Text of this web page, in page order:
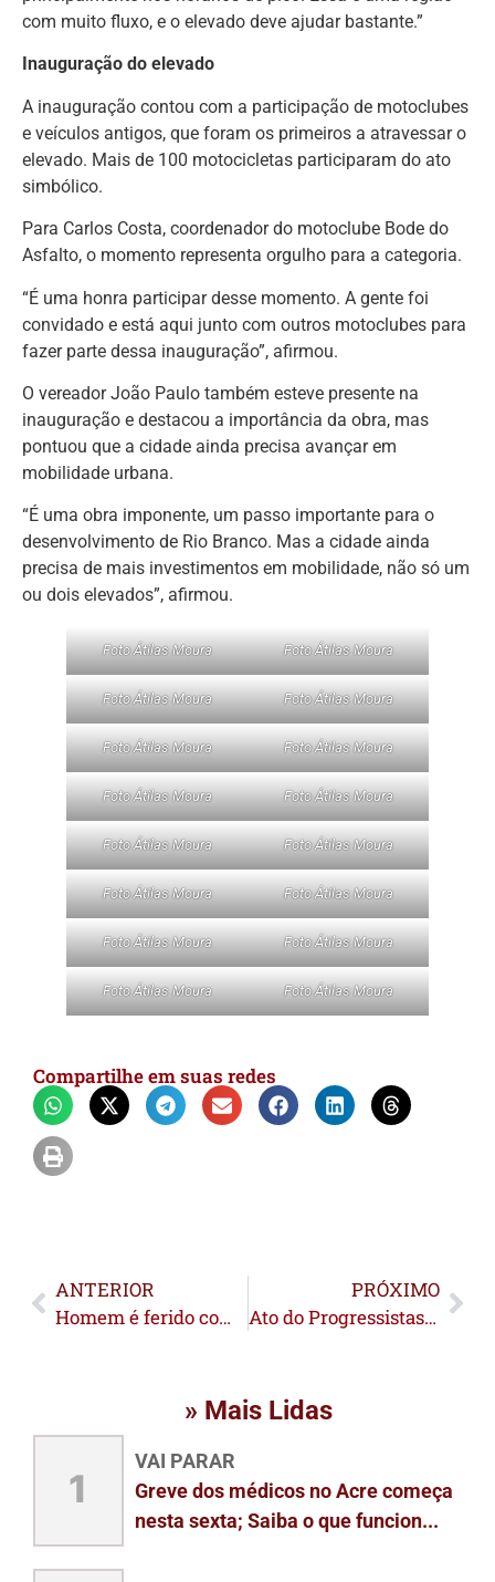
com muito fluxo, e o elevado deve ajudar bastante.”
Inauguração do elevado
A inauguração contou com a participação de motoclubes
e veículos antigos, que foram os primeiros a atravessar o
elevado. Mais de 100 motocicletas participaram do ato
simbólico.
Para Carlos Costa, coordenador do motoclube Bode do
Asfalto, o momento representa orgulho para a categoria.
“É uma honra participar desse momento. A gente foi
convidado e está aqui junto com outros motoclubes para
fazer parte dessa inauguração”, afirmou.
O vereador João Paulo também esteve presente na
inauguração e destacou a importância da obra, mas
pontuou que a cidade ainda precisa avançar em
mobilidade urbana.
“É uma obra imponente, um passo importante para o
desenvolvimento de Rio Branco. Mas a cidade ainda
precisa de mais investimentos em mobilidade, não só um
ou dois elevados”, afirmou.
Foto Átilas Moura Foto Átilas Moura
Foto Átilas Moura Foto Átilas Moura
Foto Átilas Moura Foto Átilas Moura
Foto Átilas Moura Foto Átilas Moura
Foto Átilas Moura Foto Átilas Moura
Foto Átilas Moura Foto Átilas Moura
Foto Átilas Moura Foto Átilas Moura
Foto Átilas Moura Foto Átilas Moura
Compartilhe em suas redes
ANTERIOR
Homem é ferido com tiro e agredido ao reagir a tentativa de assalto na capital
PRÓXIMO
Ato do Progressistas em Brasiléia reúne prefeitos do Alto e Baixo Acre e reforça apoio a Mailza
» Mais Lidas
1
VAI PARAR
Greve dos médicos no Acre começa
nesta sexta; Saiba o que funcion...